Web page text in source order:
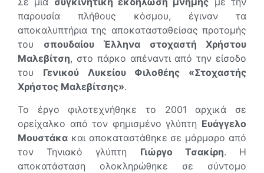
παρουσία πλήθους κόσμου, έγιναν τα
αποκαλυπτήρια της αποκατασταθείσας προτομής
του σπουδαίου Έλληνα στοχαστή Χρήστου
Μαλεβίτση, στο πάρκο απέναντι από την είσοδο
του Γενικού Λυκείου Φιλοθέης «Στοχαστής
Χρήστος Μαλεβίτσης».
Το έργο φιλοτεχνήθηκε το 2001 αρχικά σε
ορείχαλκο από τον φημισμένο γλύπτη Ευάγγελο
Μουστάκα και αποκαταστάθηκε σε μάρμαρο από
τον Τηνιακό γλύπτη Γιώργο Τσακίρη. Η
αποκατάσταση ολοκληρώθηκε σε σύντομο